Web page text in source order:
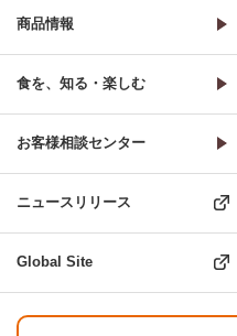
商品情報
食を、知る・楽しむ
お客様相談センター
ニュースリリース
Global Site